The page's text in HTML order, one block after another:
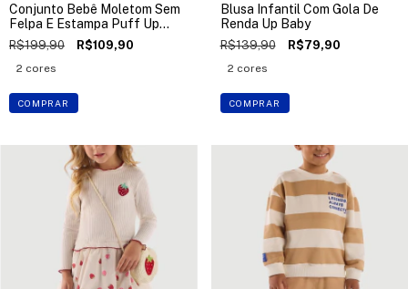
Conjunto Bebê Moletom Sem
Felpa E Estampa Puff Up
Baby
R$199,90 R$109,90
2 cores
COMPRAR
Blusa Infantil Com Gola De
Renda Up Baby
R$139,90 R$79,90
2 cores
COMPRAR